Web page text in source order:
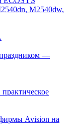
M2540dw,
—
Avision на